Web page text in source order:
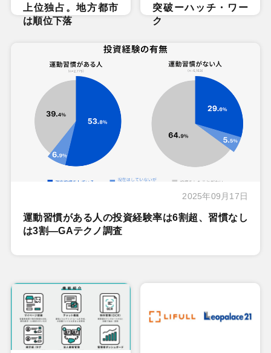
上位独占。地方都市
は順位下落
突破ーハッチ・ワー
ク
2025年09月17日
運動習慣がある人の投資経験率は6割超、習慣なし
は3割―GAテクノ調査